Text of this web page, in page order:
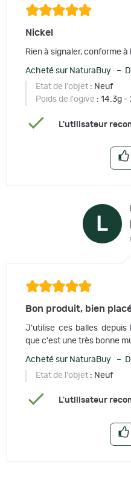
Nickel
Rien à signaler, conforme
Acheté sur NaturaBuy –
Etat de l'objet : Neuf
Poids de l'ogive : 14.3g -
L'utilisateur
L
Bon produit, bien
J'utilise ces balles depuis
que c'est une très bonne
Acheté sur NaturaBuy –
Etat de l'objet : Neuf
L'utilisateur